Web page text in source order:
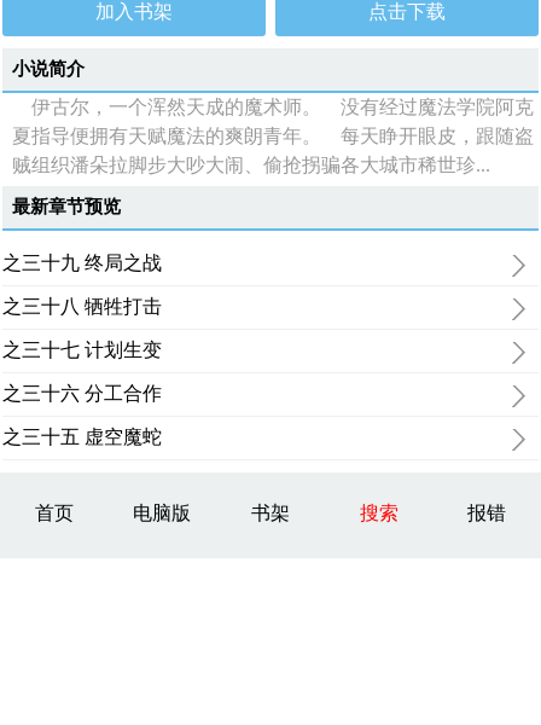
加入书架 点击下载
小说简介
伊古尔，一个浑然天成的魔术师。 没有经过魔法学院阿克
夏指导便拥有天赋魔法的爽朗青年。 每天睁开眼皮，跟随盗
贼组织潘朵拉脚步大吵大闹、偷抢拐骗各大城市稀世珍...
最新章节预览
之三十九 终局之战
之三十八 牺牲打击
之三十七 计划生变
之三十六 分工合作
之三十五 虚空魔蛇
首页 电脑版 书架 搜索 报错